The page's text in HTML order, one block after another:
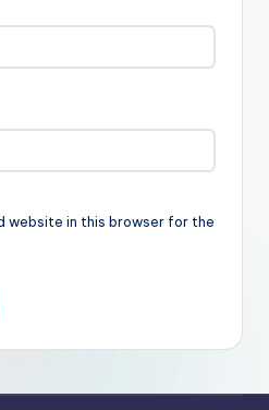
website in this browser for the